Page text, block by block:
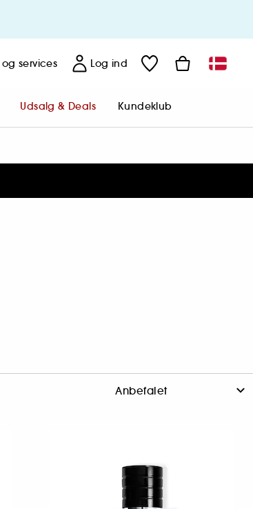
og services Log ind
Udsalg & Deals Kundeklub